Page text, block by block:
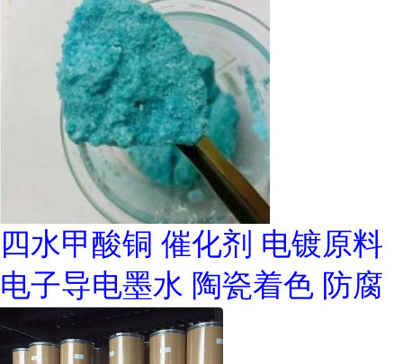
四水甲酸铜 催化剂 电镀原料
电子导电墨水 陶瓷着色 防腐